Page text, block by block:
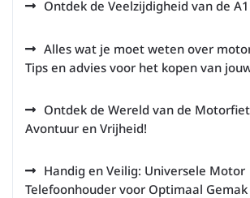
Ontdek de Veelzijdigheid van de
Alles wat je moet weten over
Tips en advies voor het kopen van
Ontdek de Wereld van de
Avontuur en Vrijheid!
Handig en Veilig: Universele Motor
Telefoonhouder voor Optimaal